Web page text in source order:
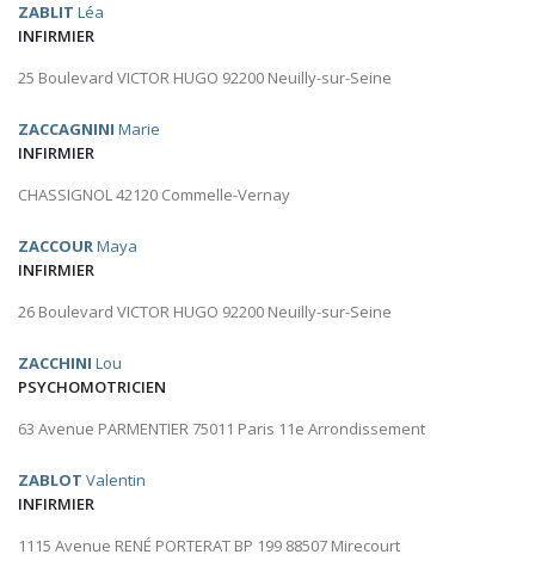
ZABLIT Léa
INFIRMIER
25 Boulevard VICTOR HUGO 92200 Neuilly-sur-Seine
ZACCAGNINI Marie
INFIRMIER
CHASSIGNOL 42120 Commelle-Vernay
ZACCOURMaya
INFIRMIER
26 Boulevard VICTOR HUGO 92200 Neuilly-sur-Seine
ZACCHINI Lou
PSYCHOMOTRICIEN
63 Avenue PARMENTIER 75011 Paris 11e Arrondissement
ZABLOT Valentin
INFIRMIER
1115 Avenue RENÉ PORTERAT BP 199 88507 Mirecourt